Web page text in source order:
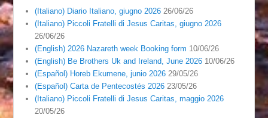
(Italiano) Diario Italiano, giugno 2026 26/06/26
(Italiano) Piccoli Fratelli di Jesus Caritas, giugno 2026
26/06/26
(English) 2026 Nazareth week Booking form 10/06/26
(English) Be Brothers Uk and Ireland, June 2026 10/06/26
(Español) Horeb Ekumene, junio 2026 29/05/26
(Español) Carta de Pentecostés 2026 23/05/26
(Italiano) Piccoli Fratelli di Jesus Caritas, maggio 2026
20/05/26